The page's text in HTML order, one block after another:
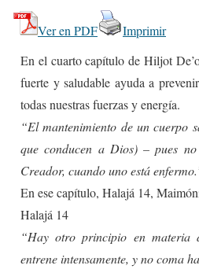
Ver en PDF
Imprimir
En el cuarto capítulo de Hiljot
fuerte y saludable ayuda a
todas nuestras fuerzas y energía.
“El mantenimiento de un cuerpo
que conducen a Dios) – pues
Creador, cuando uno está
En ese capítulo, Halajá 14,
Halajá 14
“Hay otro principio en materia
entrene intensamente, y no coma